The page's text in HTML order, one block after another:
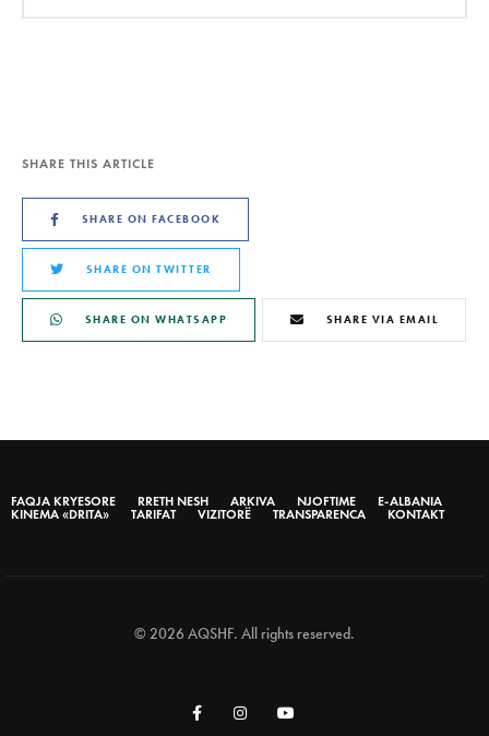
SHARE THIS ARTICLE
SHARE ON FACEBOOK
SHARE ON TWITTER
SHARE ON WHATSAPP SHARE VIA EMAIL
FAQJA KRYESORE RRETH NESH ARKIVA NJOFTIME
E-ALBANIA
KINEMA «DRITA»
TARIFAT VIZITORË TRANSPARENCA KONTAKT
© 2026 AQSHF. All rights reserved.